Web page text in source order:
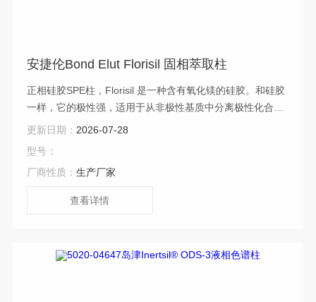
安捷伦Bond Elut Florisil 固相萃取柱
正相硅胶SPE柱，Florisil 是一种含有氧化镁的硅胶。和硅胶
一样，它的极性强，适用于从非极性基质中分离极性化合
物。该吸附剂填料粒径较大，允许大体积样品快速流过，因
代品。 山东瑞德化工仪器经销安捷伦Bond Elut Florisil 固相
萃取柱
更新日期： 2026-07-28
型号：
厂商性质： 生产厂家
查看详情